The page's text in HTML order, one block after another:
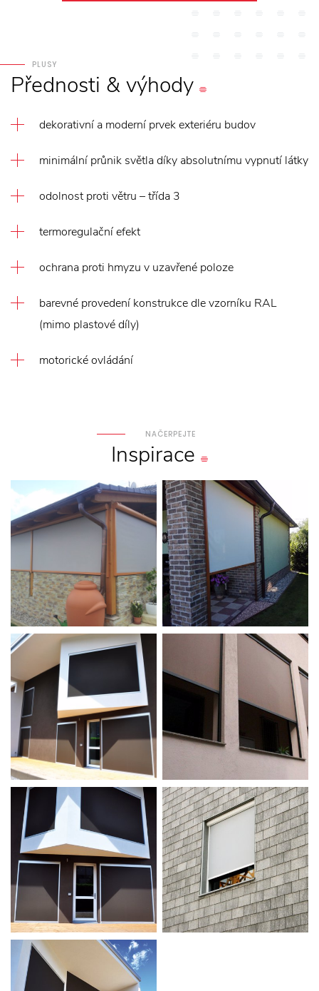
PLUSY
Přednosti &výhody
dekorativní a moderní prvek exteriéru budov
minimální průnik světla díky absolutnímu vypnutí látky
odolnost proti větru – třída 3
termoregulační efekt
ochrana proti hmyzu v uzavřené poloze
barevné provedení konstrukce dle vzorníku RAL
(mimo plastové díly)
motorické ovládání
NAČERPEJTE
Inspirace